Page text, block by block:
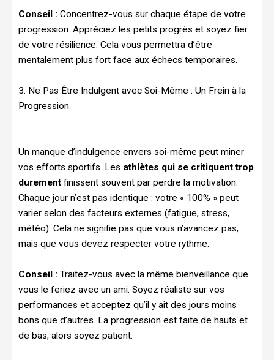
Conseil : Concentrez-vous sur chaque étape de votre
progression. Appréciez les petits progrès et soyez fier
de votre résilience. Cela vous permettra d’être
mentalement plus fort face aux échecs temporaires.
3. Ne Pas Être Indulgent avec Soi-Même : Un Frein à la
Progression
Un manque d’indulgence envers soi-même peut miner
vos efforts sportifs. Les athlètes qui se critiquent trop
durement finissent souvent par perdre la motivation.
Chaque jour n’est pas identique : votre « 100% » peut
varier selon des facteurs externes (fatigue, stress,
météo). Cela ne signifie pas que vous n’avancez pas,
mais que vous devez respecter votre rythme.
Conseil : Traitez-vous avec la même bienveillance que
vous le feriez avec un ami. Soyez réaliste sur vos
performances et acceptez qu’il y ait des jours moins
bons que d’autres. La progression est faite de hauts et
de bas, alors soyez patient.